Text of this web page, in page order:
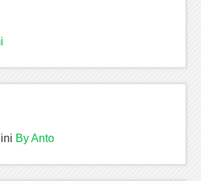
By Anto